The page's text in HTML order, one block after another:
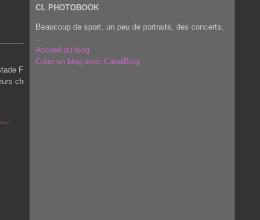
F
ch
CL PHOTOBOOK
Beaucoup de sport, un peu de portraits, des concerts,
...
Accueil du blog
Créer un blog avec CanalBlog